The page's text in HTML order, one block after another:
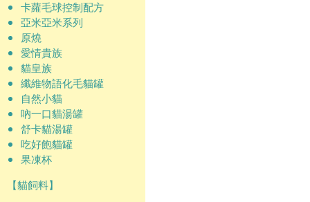
卡蘿毛球控制配方
亞米亞米系列
原燒
愛情貴族
貓皇族
纖維物語化毛貓罐
自然小貓
吶一口貓湯罐
舒卡貓湯罐
吃好飽貓罐
果凍杯
【貓飼料】